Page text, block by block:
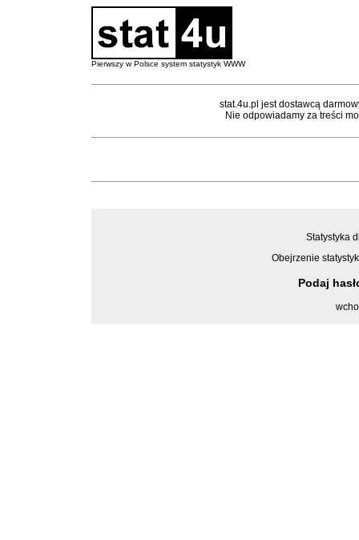
Pierwszy w Polsce system statystyk WWW
stat.4u.pl jest dostawcą
Nie odpowiadamy za treści
Statystyka
Obejrzenie
Podaj